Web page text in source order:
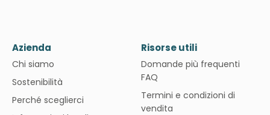
Azienda
Chi siamo
Sostenibilità
Perché sceglierci
Risorse utili
Domande più frequenti
FAQ
Termini e condizioni di
vendita